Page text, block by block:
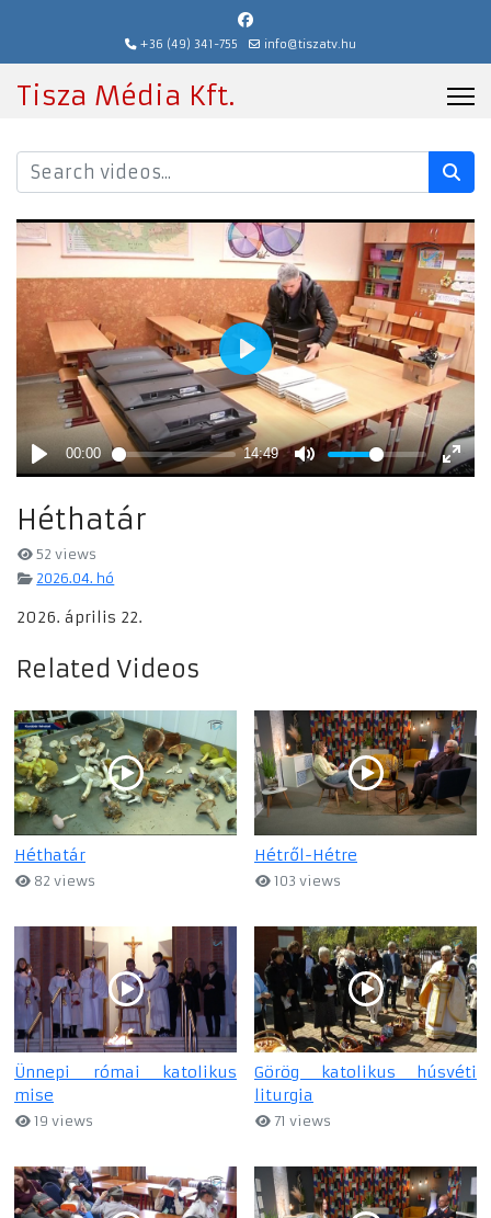
+36 (49) 341-755 info@tiszatv.hu
Tisza Média Kft.
Héthatár
52 views
2026.04. hó
2026. április 22.
Related Videos
Héthatár
82 views
Hétről-Hétre
103 views
Ünnepi római katolikus
mise
19 views
Görög katolikus húsvéti
liturgia
71 views